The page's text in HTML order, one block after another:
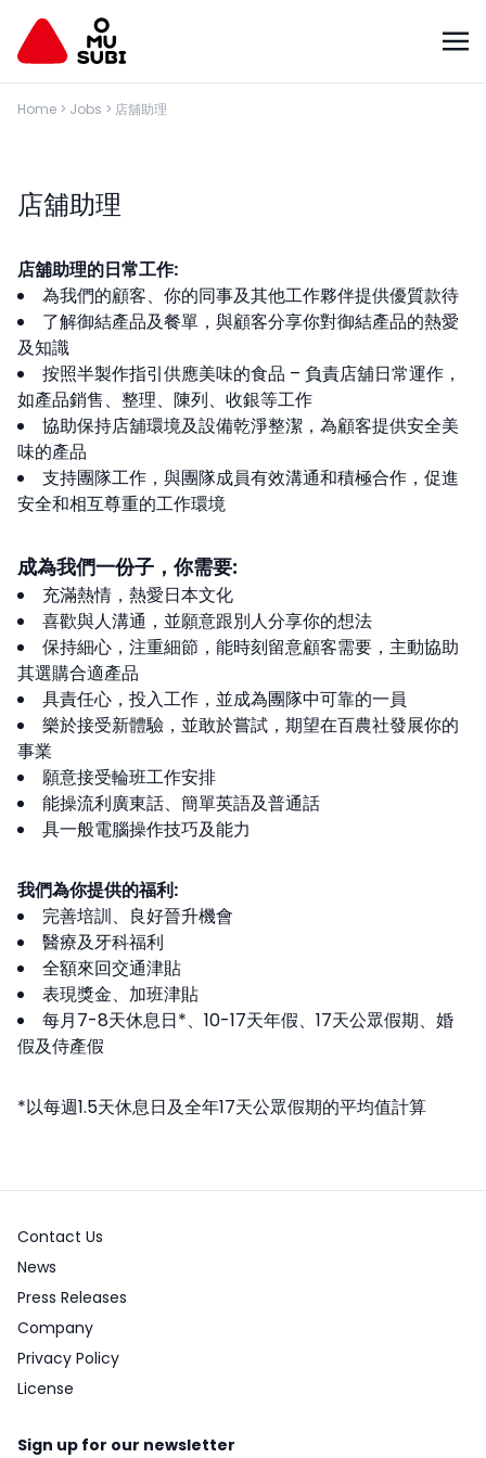
Home > Jobs > 店舖助理
店舖助理
店舖助理的日常工作:
為我們的顧客、你的同事及其他工作夥伴提供優質款待
了解御結產品及餐單，與顧客分享你對御結產品的熱愛
及知識
按照半製作指引供應美味的食品 – 負責店舖日常運作，
如產品銷售、整理、陳列、收銀等工作
協助保持店舖環境及設備乾淨整潔，為顧客提供安全美
味的產品
支持團隊工作，與團隊成員有效溝通和積極合作，促進
安全和相互尊重的工作環境
成為我們一份子，你需要:
充滿熱情，熱愛日本文化
喜歡與人溝通，並願意跟別人分享你的想法
保持細心，注重細節，能時刻留意顧客需要，主動協助
其選購合適產品
具責任心，投入工作，並成為團隊中可靠的一員
樂於接受新體驗，並敢於嘗試，期望在百農社發展你的
事業
願意接受輪班工作安排
能操流利廣東話、簡單英語及普通話
具一般電腦操作技巧及能力
我們為你提供的福利:
完善培訓、良好晉升機會
醫療及牙科福利
全額來回交通津貼
表現獎金、加班津貼
每月7-8天休息日*、10-17天年假、17天公眾假期、婚
假及侍產假
*以每週1.5天休息日及全年17天公眾假期的平均值計算
Contact Us
News
Press Releases
Company
Privacy Policy
License
Sign up for our newsletter